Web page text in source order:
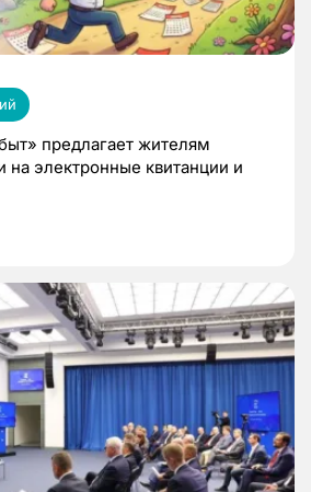
предлагает жителям
на электронные квитанции и